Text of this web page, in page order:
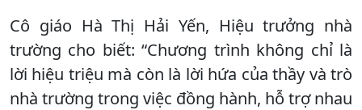
Cô giáo Hà Thị Hải Yến, Hiệu trưởng nhà
trường cho biết: “Chương trình không chỉ là
lời hiệu triệu mà còn là lời hứa của thầy và trò
nhà trường trong việc đồng hành, hỗ trợ nhau